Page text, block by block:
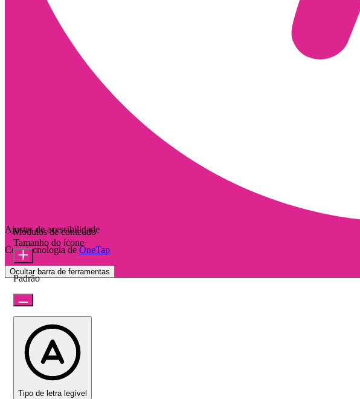
Ajustes de acessibilidade
Com tecnologia de OneTap
Ocultar barra de ferramentas
Módulos de conteúdo
Tamanho do ícone
Padrão
Tipo de letra legível